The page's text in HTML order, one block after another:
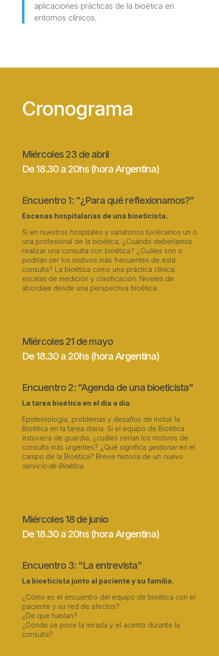
aplicaciones prácticas de la bioética en
entornos clínicos.
Cronograma
Miércoles 23 de abril
De 18.30 a 20hs (hora Argentina)
Encuentro 1: "¿Para qué reflexionamos?"
Escenas hospitalarias de una bioeticista.
Si en nuestros hospitales y sanatorios tuviéramos un o
una profesional de la bioética, ¿Cuándo deberíamos
realizar una consulta con bioética? ¿Cuáles son o
podrían ser los motivos más frecuentes de esta
consulta? La bioética como una práctica clínica:
escalas de medición y clasificación. Niveles de
abordaje desde una perspectiva bioética.
Miércoles 21 de mayo
De 18.30 a 20hs (hora Argentina)
Encuentro 2: "Agenda de una bioeticista"
La tarea bioética en el día a día.
Epidemiología, problemas y desafíos de incluir la
Bioética en la tarea diaria. Si el equipo de Bioética
estuviera de guardia, ¿cuáles serían los motivos de
consulta más urgentes? ¿Qué significa gestionaren el
campo de la Bioética? Breve historia de un nuevo
servicio de Bioética.
Miércoles 18 de junio
De 18.30 a 20hs (hora Argentina)
Encuentro 3: "La entrevista"
La bioeticista junto al paciente y su familia.
¿Cómo es el encuentro del equipo de bioética con el
paciente y su red de afectos?
¿De qué hablan?
¿Dónde se pone la mirada y el acento durante la
consulta?